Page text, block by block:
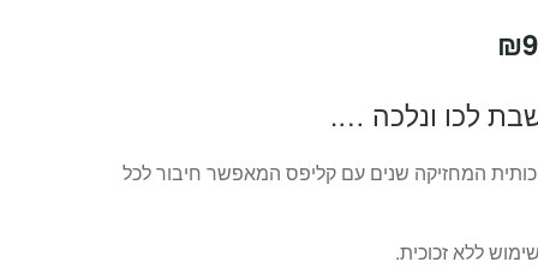
₪
הוא:
₪99.
לכו ונלכה ….
המחזיקה שנים עם קליפס המאפשר חיבור לכל
ללא זכוכית.